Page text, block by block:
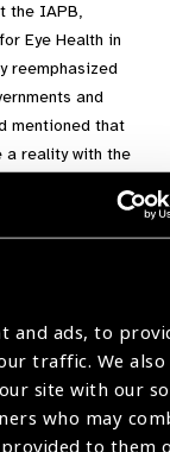
and ads, to
traffic. We also
site with our
who may
the IAPB,
Eye Health in
reemphasized
and
mentioned that
a reality with the
is much
such as the
from
eye health is a
an integral part